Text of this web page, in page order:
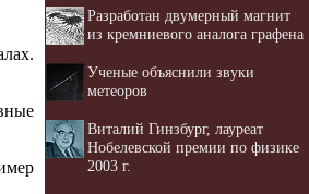
Разработан двумерный магнит
из кремниевого аналога графена
Ученые объяснили звуки
метеоров
Виталий Гинзбург, лауреат
Нобелевской премии по физике
2003 г.